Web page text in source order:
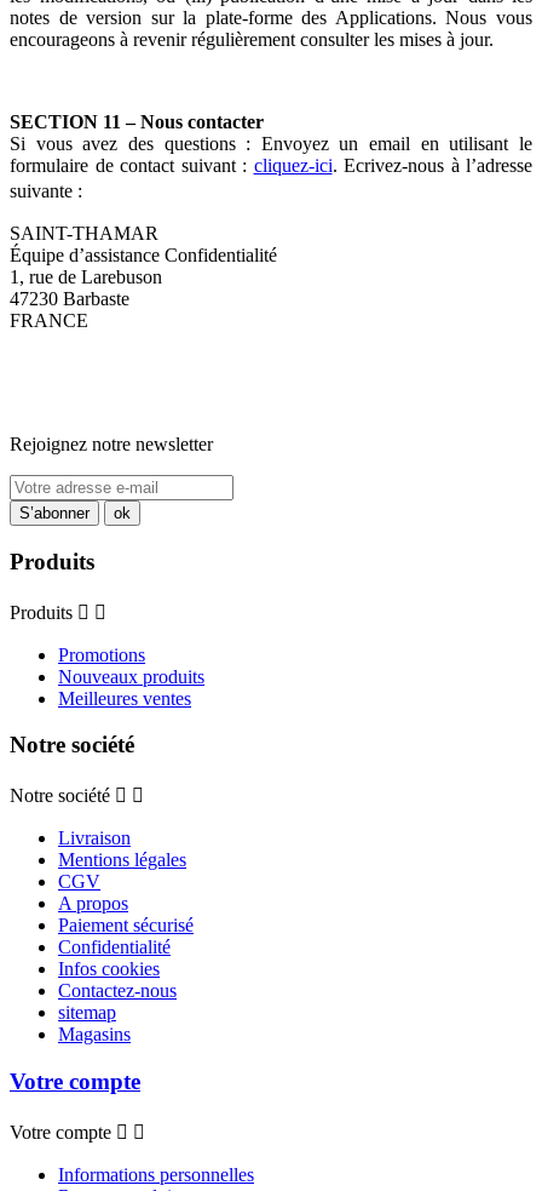
notes de version sur la plate-forme des Applications. Nous vous
encourageons à revenir régulièrement consulter les mises à jour.
SECTION 11 – Nous contacter
Si vous avez des questions : Envoyez un email en utilisant le
formulaire de contact suivant : cliquez-ici. Ecrivez-nous à l’adresse
suivante :
SAINT-THAMAR
Équipe d’assistance Confidentialité
1, rue de Larebuson
47230 Barbaste
FRANCE
Rejoignez notre newsletter
Produits
Produits  
Promotions
Nouveaux produits
Meilleures ventes
Notre société
Notre société  
Livraison
Mentions légales
CGV
A propos
Paiement sécurisé
Confidentialité
Infos cookies
Contactez-nous
sitemap
Magasins
Votre compte
Votre compte  
Informations personnelles